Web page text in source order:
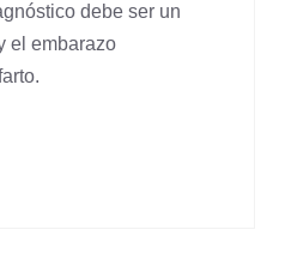
debe ser un
el embarazo